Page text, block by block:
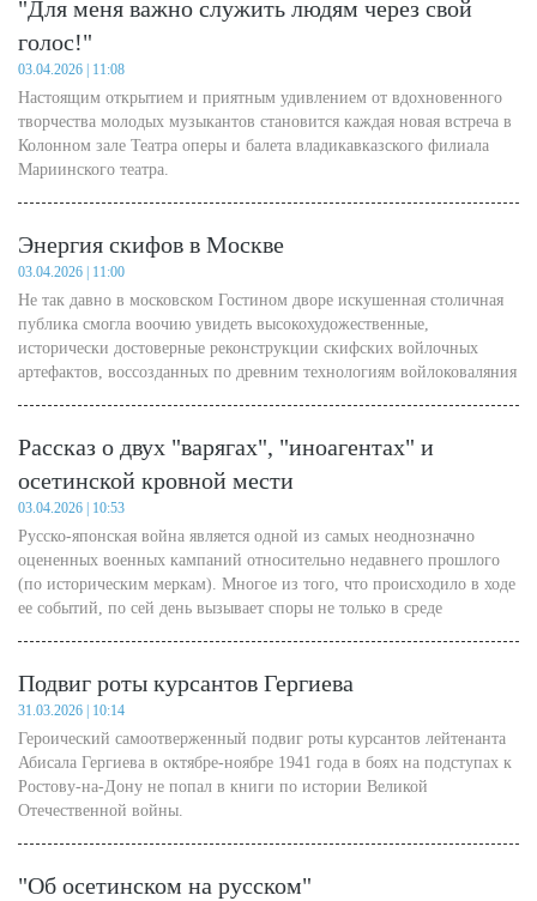
территориальной молодежной избирательной комиссии по
"Для меня важно служить людям через свой
голос!"
03.04.2026 | 11:08
Настоящим открытием и приятным удивлением от вдохновенного
творчества молодых музыкантов становится каждая новая встреча в
Колонном зале Театра оперы и балета владикавказского филиала
Мариинского театра.
Энергия скифов в Москве
03.04.2026 | 11:00
Не так давно в московском Гостином дворе искушенная столичная
публика смогла воочию увидеть высокохудожественные,
исторически достоверные реконструкции скифских войлочных
артефактов, воссозданных по древним технологиям войлоковаляния
Рассказ о двух "варягах", "иноагентах" и
осетинской кровной мести
03.04.2026 | 10:53
Русско-японская война является одной из самых неоднозначно
оцененных военных кампаний относительно недавнего прошлого
(по историческим меркам). Многое из того, что происходило в ходе
ее событий, по сей день вызывает споры не только в среде
той эпохи.
Подвиг роты курсантов Гергиева
31.03.2026 | 10:14
Героический самоотверженный подвиг роты курсантов лейтенанта
Абисала Гергиева в октябре-ноябре 1941 года в боях на подступах к
Ростову-на-Дону не попал в книги по истории Великой
Отечественной войны.
"Об осетинском на русском"